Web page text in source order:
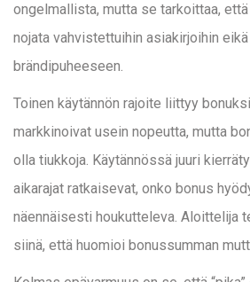
ongelmallista, mutta se tarkoittaa,
nojata vahvistettuihin asiakirjoihin eikä
brändipuheeseen.
Toinen käytännön rajoite liittyy
markkinoivat usein nopeutta, mutta
olla tiukkoja. Käytännössä juuri
aikarajat ratkaisevat, onko bonus
näennäisesti houkutteleva. Aloittelija
siinä, että huomioi bonussumman